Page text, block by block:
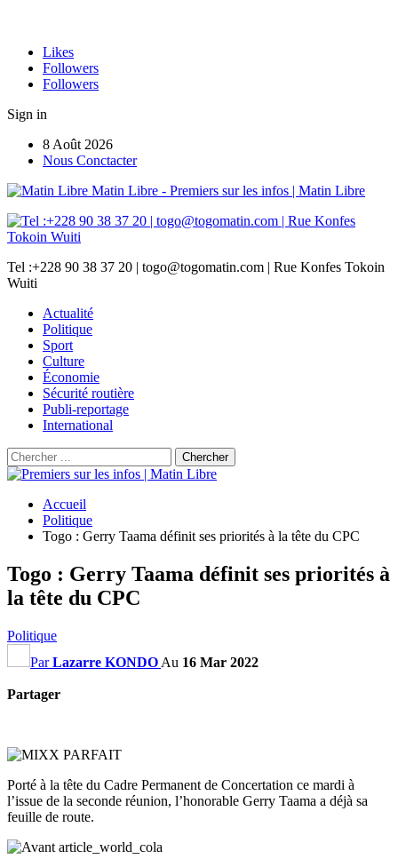
Likes
Followers
Followers
Sign in
8 Août 2026
Nous Conctacter
Matin Libre - Premiers sur les infos | Matin Libre
Tel :+228 90 38 37 20 | togo@togomatin.com | Rue Konfes Tokoin
Wuiti
Actualité
Politique
Sport
Culture
Économie
Sécurité routière
Publi-reportage
International
Accueil
Politique
Togo : Gerry Taama définit ses priorités à la tête du CPC
Togo : Gerry Taama définit ses priorités à
la tête du CPC
Politique
ParLazarre KONDO Au 16 Mar 2022
Partager
Porté à la tête du Cadre Permanent de Concertation ce mardi à
l’issue de la seconde réunion, l’honorable Gerry Taama a déjà sa
feuille de route.